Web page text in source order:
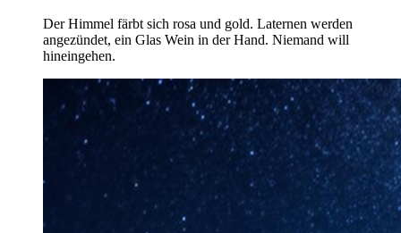
Der Himmel färbt sich rosa und gold. Laternen werden
angezündet, ein Glas Wein in der Hand. Niemand will
hineingehen.